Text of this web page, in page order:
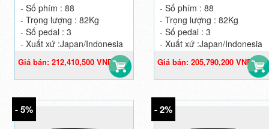
- Số phím : 88
- Trọng lượng : 82Kg
- Số pedal : 3
- Xuất xứ :Japan/Indonesia
Giá gốc: 223,590,000 VND
Giá bán: 212,410,500 VND
- Số phím : 88
- Trọng lượng : 82Kg
- Số pedal : 3
- Xuất xứ :Japan/Indonesia
Giá gốc: 209,990,000 VND
Giá bán: 205,790,200 VND
- 5% - 2%